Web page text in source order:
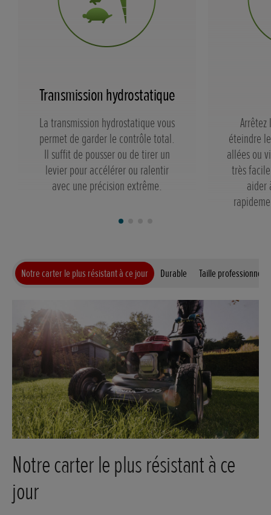
Transmission hydrostatique
La transmission hydrostatique vous
permet de garder le contrôle total.
Il suffit de pousser ou de tirer un
levier pour accélérer ou ralentir
avec une précision extrême.
Arrêtez
éteindre
allées ou
très
aider
Notre carter le plus résistant à ce jour Durable Taille professionnelle
Notre carter le plus résistant à ce
jour